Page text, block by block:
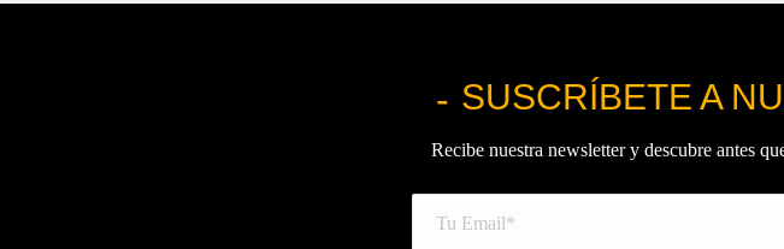
SUSCRÍBETE A
Recibe nuestra newsletter y descubre antes